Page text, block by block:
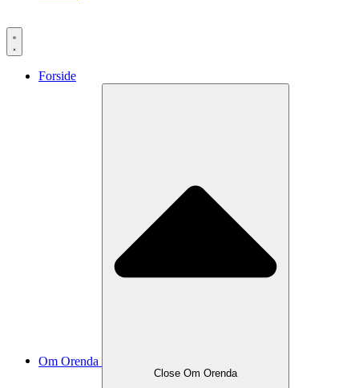
Forside
Om Orenda
Close Om Orenda